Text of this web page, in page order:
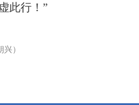
此行！”
）